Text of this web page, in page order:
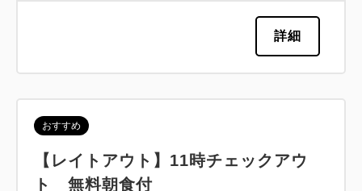
詳細
おすすめ
【レイトアウト】11時チェックアウ
ト 無料朝食付